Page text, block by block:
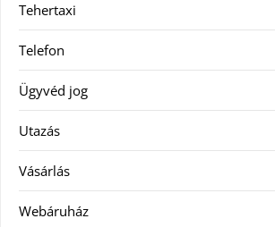
Tehertaxi
Telefon
Ügyvéd jog
Utazás
Vásárlás
Webáruház